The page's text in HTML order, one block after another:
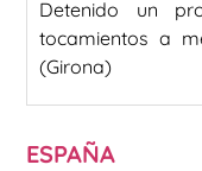
Detenido un
tocamientos a
(Girona)
ESPAÑA